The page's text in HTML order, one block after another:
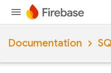
Documentation